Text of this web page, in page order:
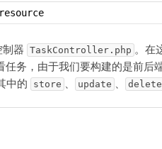
器 TaskController.php 。在
务，由于我们要构建的是前后
中的 store 、 update 、 delete